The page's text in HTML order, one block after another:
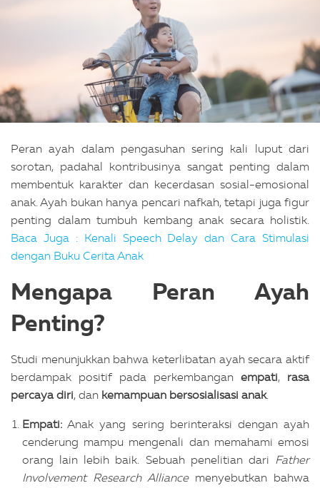
Peran ayah dalam pengasuhan sering kali luput dari
sorotan, padahal kontribusinya sangat penting dalam
membentuk karakter dan kecerdasan sosial-emosional
anak. Ayah bukan hanya pencari nafkah, tetapi juga figur
penting dalam tumbuh kembang anak secara holistik.
Baca Juga : Kenali Speech Delay dan Cara Stimulasi
dengan Buku Cerita Anak
Mengapa Peran Ayah
Penting?
Studi menunjukkan bahwa keterlibatan ayah secara aktif
berdampak positif pada perkembangan empati, rasa
percaya diri, dan kemampuan bersosialisasi anak.
Empati: Anak yang sering berinteraksi dengan ayah
cenderung mampu mengenali dan memahami emosi
orang lain lebih baik. Sebuah penelitian dari Father
Involvement Research Alliancemenyebutkan bahwa